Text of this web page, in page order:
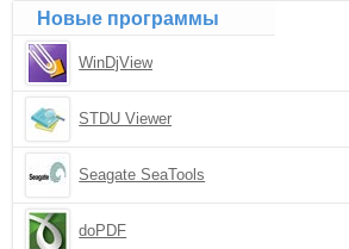
Новые программы
WinDjView
STDU Viewer
Seagate SeaTools
doPDF